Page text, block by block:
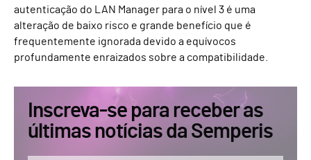
autenticação do LAN Manager para o nível 3 é uma
alteração de baixo risco e grande benefício que é
frequentemente ignorada devido a equívocos
profundamente enraizados sobre a compatibilidade.
Inscreva-se para receber as
últimas notícias da Semperis